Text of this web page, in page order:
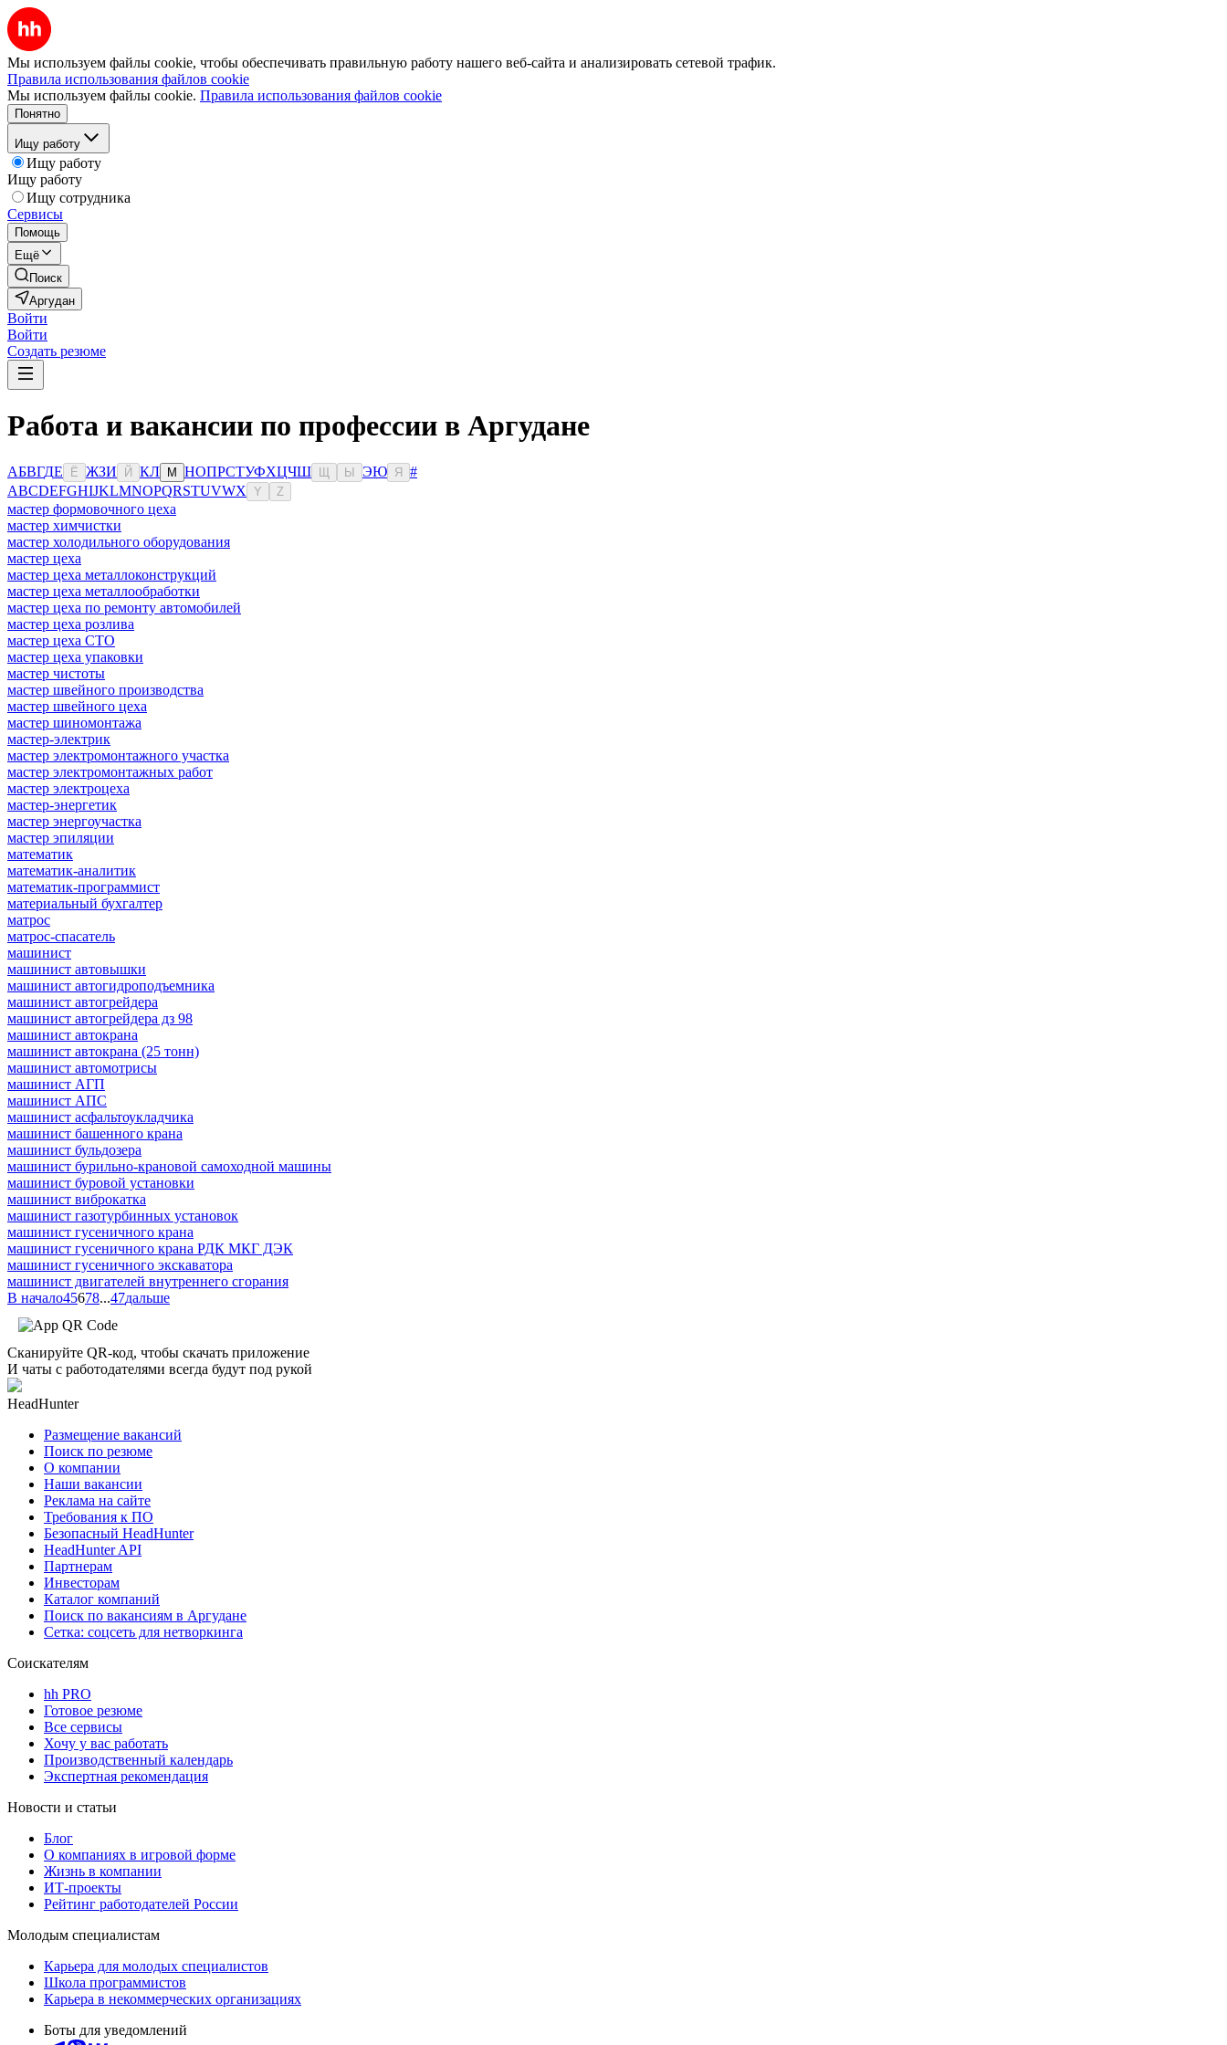
Мы используем файлы cookie, чтобы обеспечивать правильную работу нашего веб-сайта и анализировать сетевой трафик.
Правила использования файлов cookie
Мы используем файлы cookie. Правила использования файлов cookie
Понятно
Ищу работу
Ищу работу
Ищу работу
Ищу сотрудника
Сервисы
Помощь
Ещё
Поиск
Аргудан
Войти
Войти
Создать резюме
Работа и вакансии по профессии в Аргудане
АБВГДЕ Ё ЖЗИ Й КЛ М НОПРСТУФХЦЧШ Ы ЭЮ Я
#
ABCDEFGHIJKLMNOPQRSTUVWX Y Z
мастер формовочного цеха
мастер химчистки
мастер холодильного оборудования
мастер цеха
мастер цеха металлоконструкций
мастер цеха металлообработки
мастер цеха по ремонту автомобилей
мастер цеха розлива
мастер цеха СТО
мастер цеха упаковки
мастер чистоты
мастер швейного производства
мастер швейного цеха
мастер шиномонтажа
мастер-электрик
мастер электромонтажного участка
мастер электромонтажных работ
мастер электроцеха
мастер-энергетик
мастер энергоучастка
мастер эпиляции
математик
математик-аналитик
математик-программист
материальный бухгалтер
матрос
матрос-спасатель
машинист
машинист автовышки
машинист автогидроподъемника
машинист автогрейдера
машинист автогрейдера дз 98
машинист автокрана
машинист автокрана (25 тонн)
машинист автомотрисы
машинист АГП
машинист АПС
машинист асфальтоукладчика
машинист башенного крана
машинист бульдозера
машинист бурильно-крановой самоходной машины
машинист буровой установки
машинист виброкатка
машинист газотурбинных установок
машинист гусеничного крана
машинист гусеничного крана РДК МКГ ДЭК
машинист гусеничного экскаватора
машинист двигателей внутреннего сгорания
В начало45678...47дальше
Сканируйте QR-код, чтобы скачать приложение
И чаты с работодателями всегда будут под рукой
HeadHunter
Размещение вакансий
Поиск по резюме
О компании
Наши вакансии
Реклама на сайте
Требования к ПО
Безопасный HeadHunter
HeadHunter API
Партнерам
Инвесторам
Каталог компаний
Поиск по вакансиям в Аргудане
Сетка: соцсеть для нетворкинга
Соискателям
hh PRO
Готовое резюме
Все сервисы
Хочу у вас работать
Производственный календарь
Экспертная рекомендация
Новости и статьи
Блог
О компаниях в игровой форме
Жизнь в компании
ИТ-проекты
Рейтинг работодателей России
Молодым специалистам
Карьера для молодых специалистов
Школа программистов
Карьера в некоммерческих организациях
Боты для уведомлений